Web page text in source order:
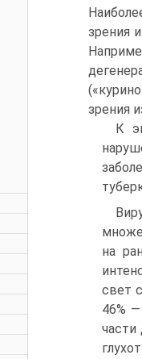
зрения
зрения
К
на
свет
46%
части